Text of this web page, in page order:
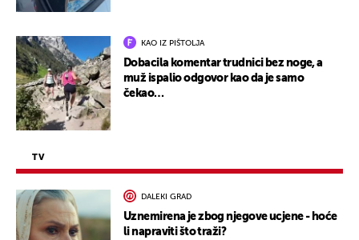
KAO IZ PIŠTOLJA
Dobacila komentar trudnici bez noge, a
muž ispalio odgovor kao da je samo
čekao…
TV
DALEKI GRAD
Uznemirena je zbog njegove ucjene - hoće
li napraviti što traži?